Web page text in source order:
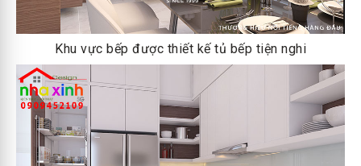
Khu vực bếp được thiết kế tủ bếp tiện nghi